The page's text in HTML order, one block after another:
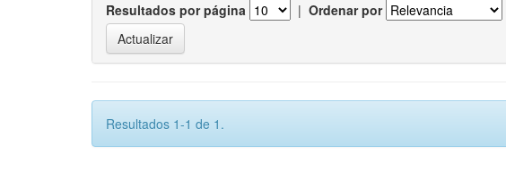
Resultados por página | Ordenar por
Resultados 1-1 de 1.